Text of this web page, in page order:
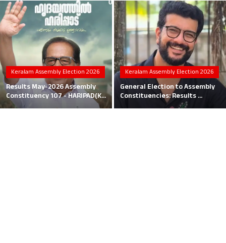
Local News
Earn Money
Tutorials
Malayalam
Keralam Assembly Election 2026
Results May-2026 Assembly
Constituency 107 - HARIPAD(K...
Keralam Assembly Election 2026
General Election to Assembly
Constituencies: Results ...